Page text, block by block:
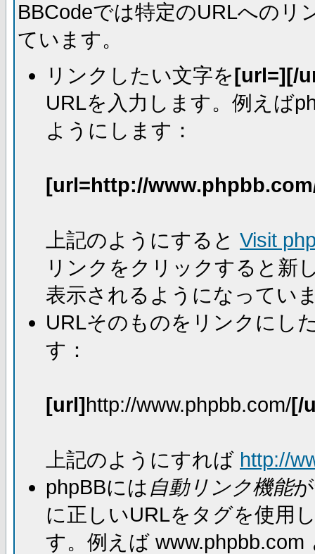
BBCodeでは特定のURLへのリ
ています。
リンクしたい文字を[url=][/
URLを入力します。例えば
ようにします：
[url=http://
上記のようにすると Visit
リンクをクリックすると新
表示されるようになってい
URLそのものをリンクにし
す：
[url]http://www.phpbb.com/[/
上記のようにすれば http://
phpBBには 自動リンク機能
に正しいURLをタグを使用
す。例えば